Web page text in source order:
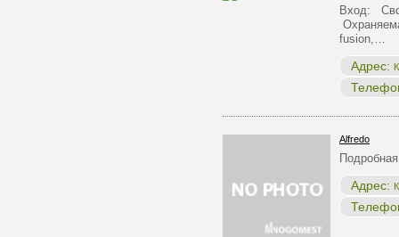
Вход:
fusion,…
Адрес:
Alfredo
Адрес: